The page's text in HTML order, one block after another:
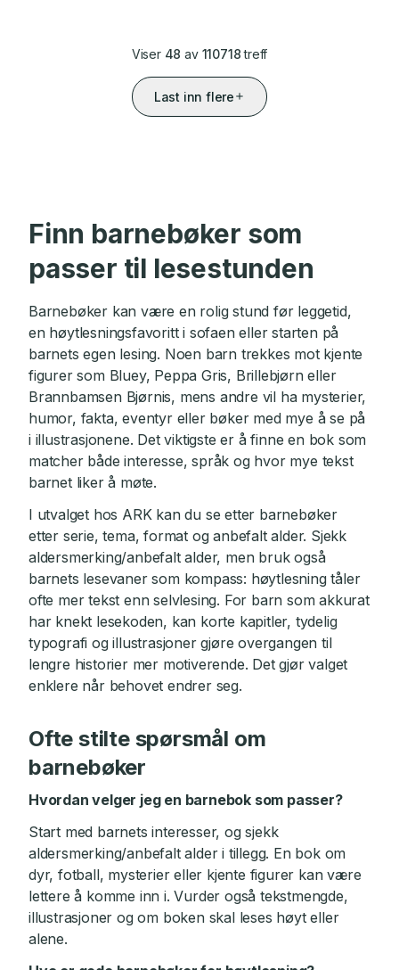
Viser 48 av 110718treff
Last inn flere
Finn barnebøker som
passer til lesestunden
Barnebøker kan være en rolig stund før leggetid,
en høytlesningsfavoritt i sofaen eller starten på
barnets egen lesing. Noen barn trekkes mot kjente
figurer som Bluey, Peppa Gris, Brillebjørn eller
Brannbamsen Bjørnis, mens andre vil ha mysterier,
humor, fakta, eventyr eller bøker med mye å se på
i illustrasjonene. Det viktigste er å finne en bok som
matcher både interesse, språk og hvor mye tekst
barnet liker å møte.
I utvalget hos ARK kan du se etter barnebøker
etter serie, tema, format og anbefalt alder. Sjekk
aldersmerking/anbefalt alder, men bruk også
barnets lesevaner som kompass: høytlesning tåler
ofte mer tekst enn selvlesing. For barn som akkurat
har knekt lesekoden, kan korte kapitler, tydelig
typografi og illustrasjoner gjøre overgangen til
lengre historier mer motiverende. Det gjør valget
enklere når behovet endrer seg.
Ofte stilte spørsmål om
barnebøker
Hvordan velger jeg en barnebok som passer?
Start med barnets interesser, og sjekk
aldersmerking/anbefalt alder i tillegg. En bok om
dyr, fotball, mysterier eller kjente figurer kan være
lettere å komme inn i. Vurder også tekstmengde,
illustrasjoner og om boken skal leses høyt eller
alene.